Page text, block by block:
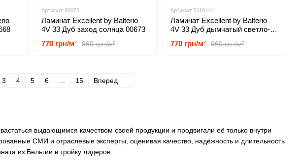
выдающимся качеством своей продукции и продвигали её только внутри
СМИ и отраслевые эксперты, оценивая качество, надёжность и длительность
из Бельгии в тройку лидеров.
Артикул: 00673
Ламинат Excellent by Balterio
4V 33 Дуб заход солнца 00673
960 грн/м²
770 грн/м²
Артикул: 5110444
Ламинат Excellent by Balterio
4V 33 Дуб дымчатый светло-
960 грн/м²
770 грн/м²
3 4 5 6 15 Вперед